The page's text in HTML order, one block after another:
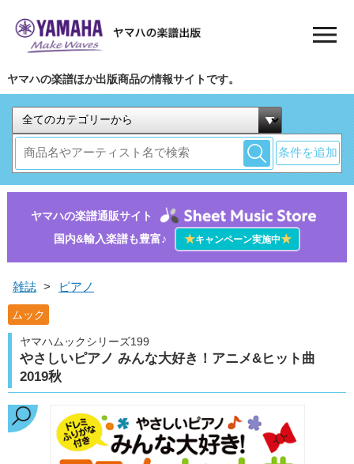
ヤマハの楽譜ほか出版商品の情報サイトです。
条件を追加
ヤマハの楽譜通販サイト
国内&輸入楽譜も豊富♪
★キャンペーン実施中★
雑誌 > ピアノ
ムック
ヤマハムックシリーズ199
やさしいピアノ みんな大好き！アニメ&ヒット曲
2019秋